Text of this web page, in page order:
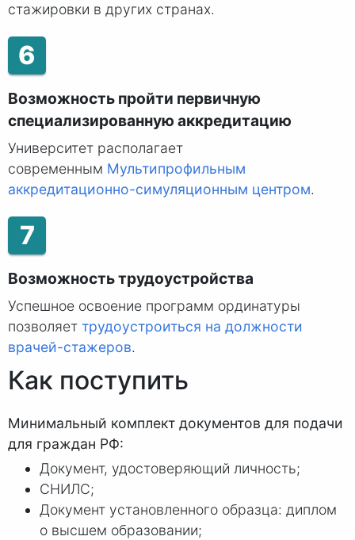
стажировки в других странах.
6
Возможность пройти первичную
специализированную аккредитацию
Университет располагает
современным Мультипрофильным
аккредитационно-симуляционным центром.
7
Возможность трудоустройства
Успешное освоение программ ординатуры
позволяет трудоустроиться на должности
врачей-стажеров.
Как поступить
Минимальный комплект документов для подачи
для граждан РФ:
Документ, удостоверяющий личность;
СНИЛС;
Документ установленного образца: диплом
о высшем образовании;